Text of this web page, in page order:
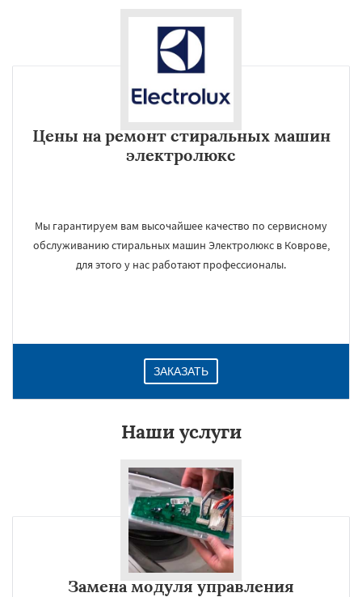
Цены на ремонт стиральных машин
электролюкс
Мы гарантируем вам высочайшее качество по сервисному
обслуживанию стиральных машин Электролюкс в Коврове,
для этого у нас работают профессионалы.
ЗАКАЗАТЬ
Наши услуги
Замена модуля управления
Даю согласие на обработку персональных данных